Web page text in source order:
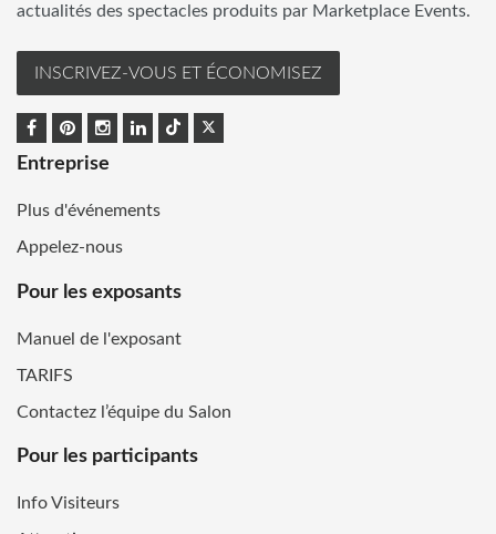
actualités des spectacles produits par Marketplace Events.
INSCRIVEZ-VOUS ET ÉCONOMISEZ
Entreprise
Plus d'événements
Appelez-nous
Pour les exposants
Manuel de l'exposant
TARIFS
Contactez l’équipe du Salon
Pour les participants
Info Visiteurs